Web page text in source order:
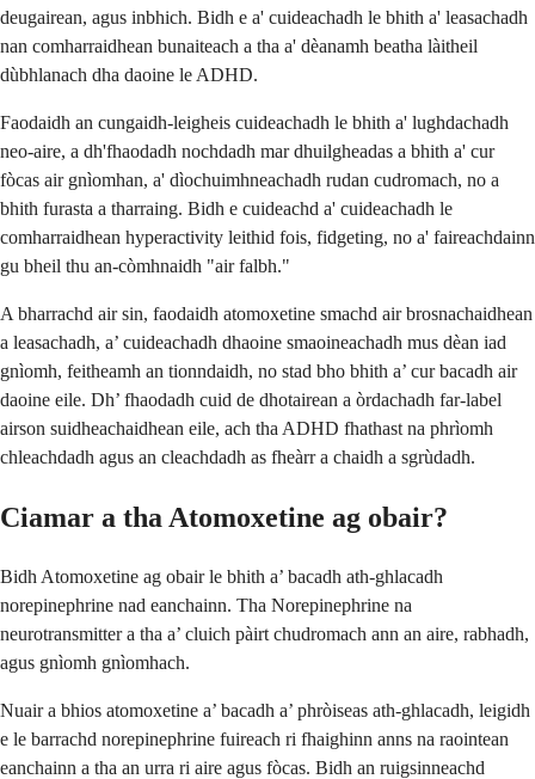
deugairean, agus inbhich. Bidh e a' cuideachadh le bhith a' leasachadh
nan comharraidhean bunaiteach a tha a' dèanamh beatha làitheil
dùbhlanach dha daoine le ADHD.
Faodaidh an cungaidh-leigheis cuideachadh le bhith a' lughdachadh
neo-aire, a dh'fhaodadh nochdadh mar dhuilgheadas a bhith a' cur
fòcas air gnìomhan, a' dìochuimhneachadh rudan cudromach, no a
bhith furasta a tharraing. Bidh e cuideachd a' cuideachadh le
comharraidhean hyperactivity leithid fois, fidgeting, no a' faireachdainn
gu bheil thu an-còmhnaidh "air falbh."
A bharrachd air sin, faodaidh atomoxetine smachd air brosnachaidhean
a leasachadh, a’ cuideachadh dhaoine smaoineachadh mus dèan iad
gnìomh, feitheamh an tionndaidh, no stad bho bhith a’ cur bacadh air
daoine eile. Dh’ fhaodadh cuid de dhotairean a òrdachadh far-label
airson suidheachaidhean eile, ach tha ADHD fhathast na phrìomh
chleachdadh agus an cleachdadh as fheàrr a chaidh a sgrùdadh.
Ciamar a tha Atomoxetine ag obair?
Bidh Atomoxetine ag obair le bhith a’ bacadh ath-ghlacadh
norepinephrine nad eanchainn. Tha Norepinephrine na
neurotransmitter a tha a’ cluich pàirt chudromach ann an aire, rabhadh,
agus gnìomh gnìomhach.
Nuair a bhios atomoxetine a’ bacadh a’ phròiseas ath-ghlacadh, leigidh
e le barrachd norepinephrine fuireach ri fhaighinn anns na raointean
eanchainn a tha an urra ri aire agus fòcas. Bidh an ruigsinneachd